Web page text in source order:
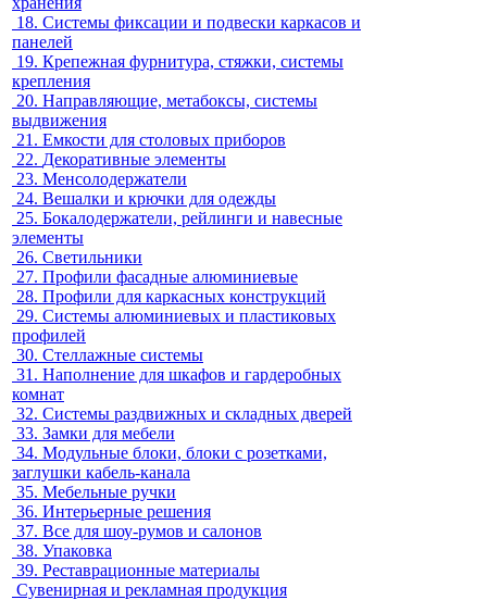
18. Системы фиксации и подвески каркасов и
панелей
19. Крепежная фурнитура, стяжки, системы
крепления
20. Направляющие, метабоксы, системы
выдвижения
21. Емкости для столовых приборов
22. Декоративные элементы
23. Менсолодержатели
24. Вешалки и крючки для одежды
25. Бокалодержатели, рейлинги и навесные
элементы
26. Светильники
27. Профили фасадные алюминиевые
28. Профили для каркасных конструкций
29. Системы алюминиевых и пластиковых
профилей
30. Стеллажные системы
31. Наполнение для шкафов и гардеробных
комнат
32. Системы раздвижных и складных дверей
33. Замки для мебели
34. Модульные блоки, блоки с розетками,
заглушки кабель-канала
35. Мебельные ручки
36. Интерьерные решения
37. Все для шоу-румов и салонов
38. Упаковка
39. Реставрационные материалы
Сувенирная и рекламная продукция